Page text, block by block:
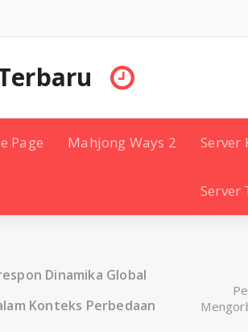
Page Mahjong Ways 2 Server
Server
Dinamika Global
Konteks Perbedaan